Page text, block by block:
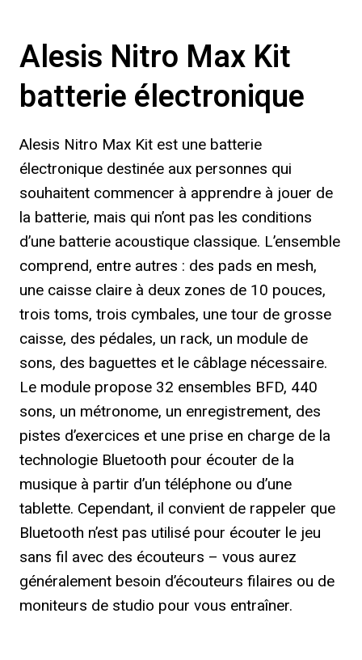
Alesis Nitro Max Kit
batterie électronique
Alesis Nitro Max Kit est une batterie
électronique destinée aux personnes qui
souhaitent commencer à apprendre à jouer de
la batterie, mais qui n’ont pas les conditions
d’une batterie acoustique classique. L’ensemble
comprend, entre autres : des pads en mesh,
une caisse claire à deux zones de 10 pouces,
trois toms, trois cymbales, une tour de grosse
caisse, des pédales, un rack, un module de
sons, des baguettes et le câblage nécessaire.
Le module propose 32 ensembles BFD, 440
sons, un métronome, un enregistrement, des
pistes d’exercices et une prise en charge de la
technologie Bluetooth pour écouter de la
musique à partir d’un téléphone ou d’une
tablette. Cependant, il convient de rappeler que
Bluetooth n’est pas utilisé pour écouter le jeu
sans fil avec des écouteurs – vous aurez
généralement besoin d’écouteurs filaires ou de
moniteurs de studio pour vous entraîner.